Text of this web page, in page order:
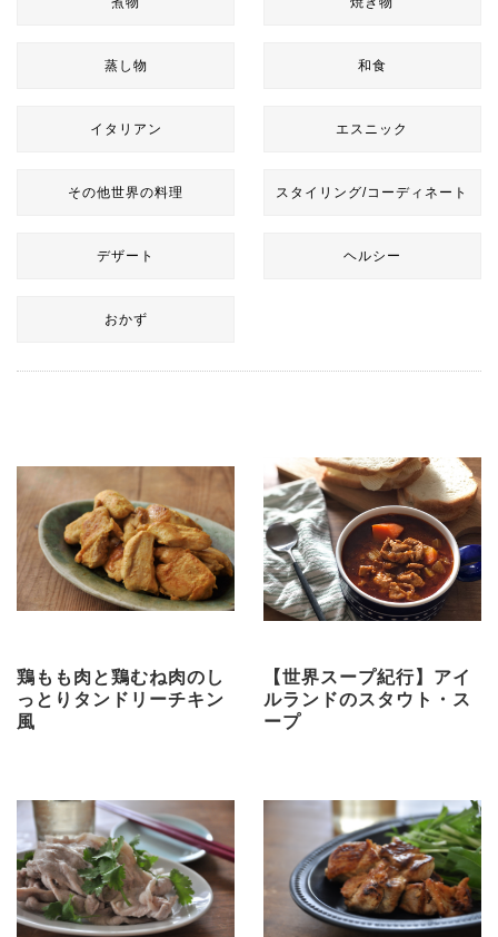
蒸し物 和食
イタリアン エスニック
その他世界の料理 スタイリング/コーディネート
デザート ヘルシー
おかず
鶏もも肉と鶏むね肉のし
っとりタンドリーチキン
風
【世界スープ紀行】アイ
ルランドのスタウト・ス
ープ